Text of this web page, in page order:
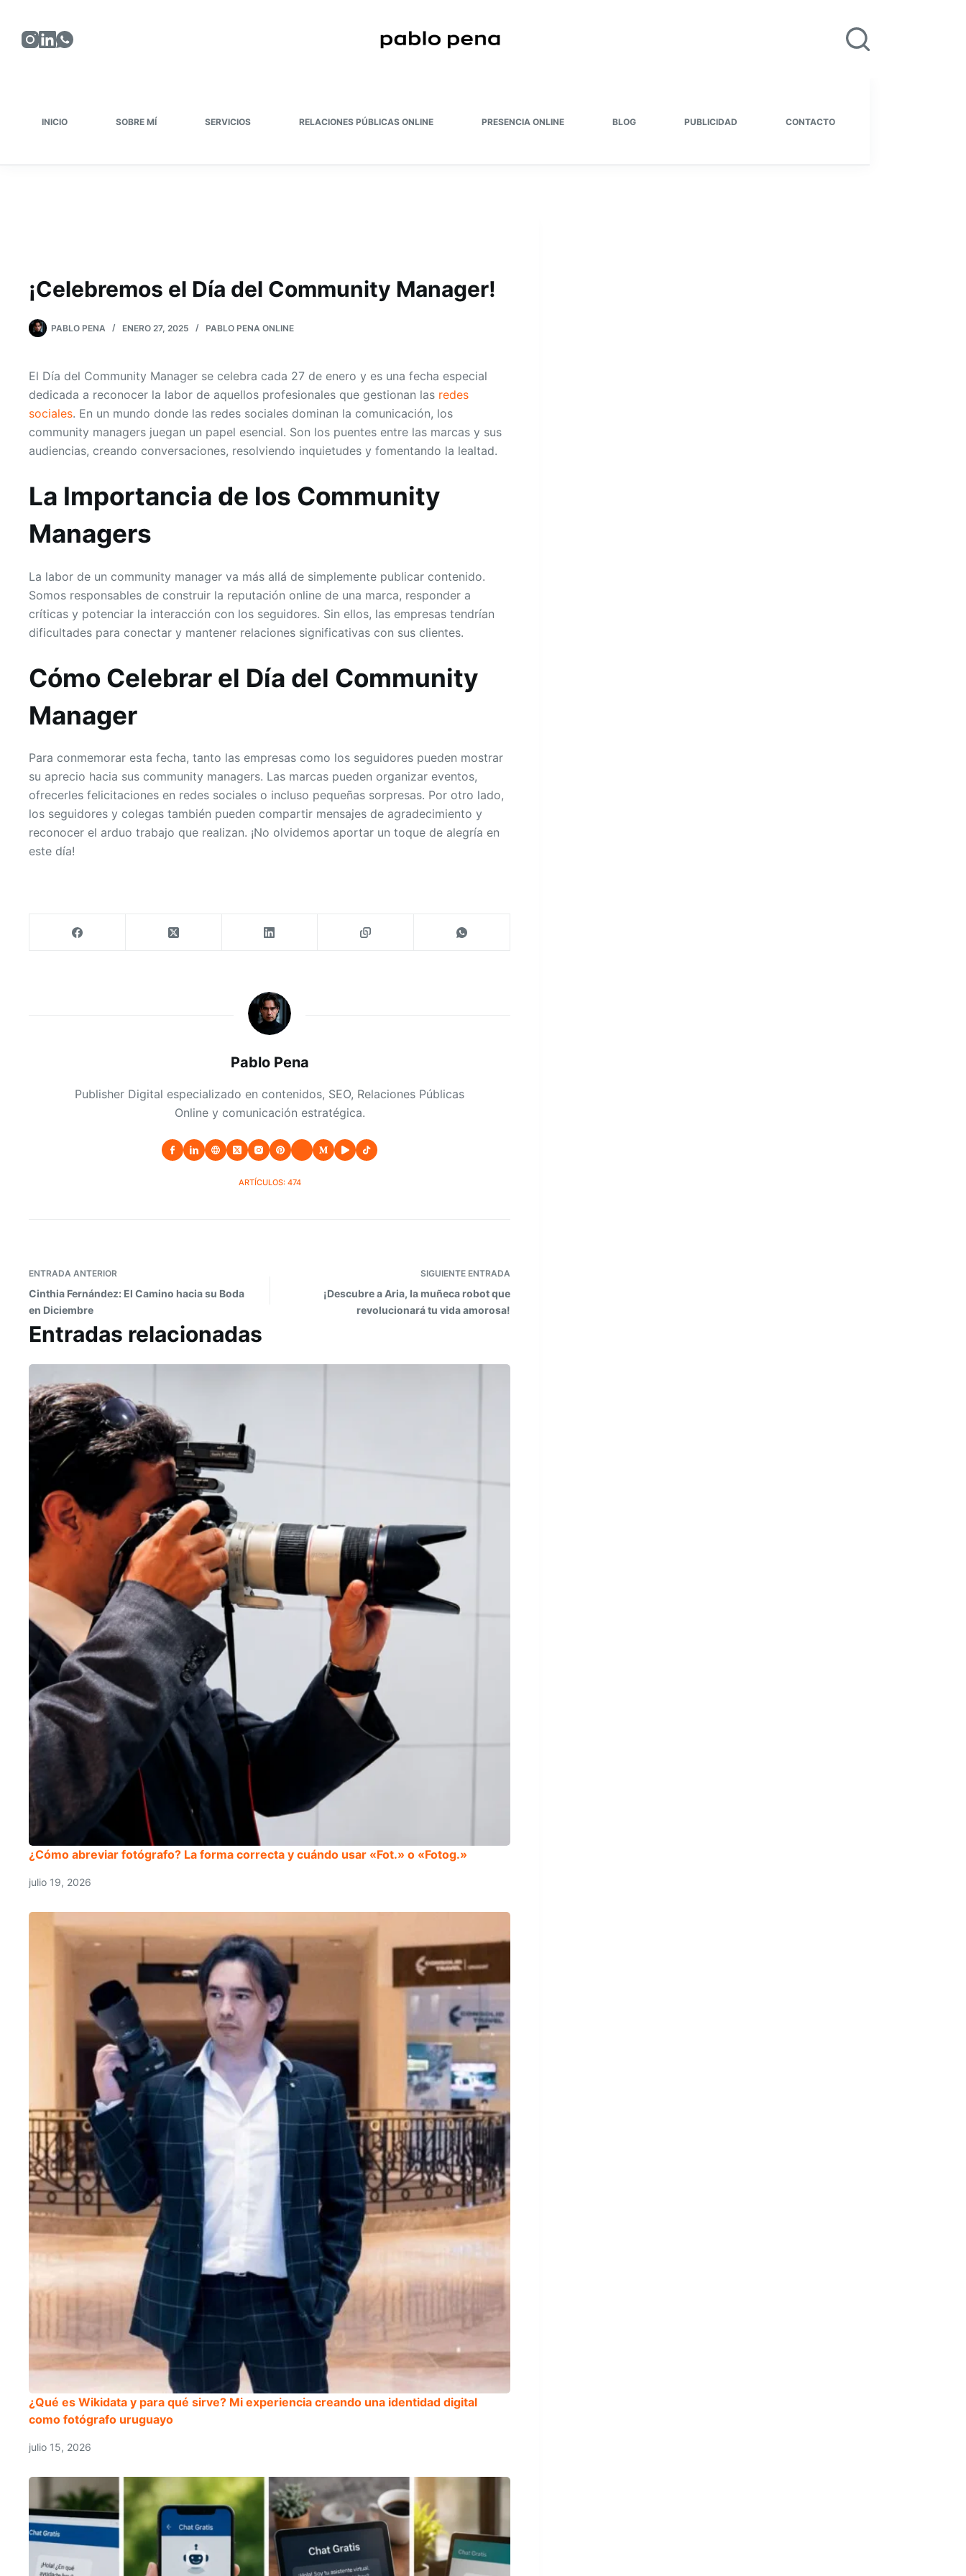
contenido
INICIO SOBRE MÍ SERVICIOS RELACIONES PÚBLICAS ONLINE PRESENCIA ONLINE BLOG PUBLICIDAD CONTACTO
¡Celebremos el Día del Community Manager!
PABLO PENA ENERO 27, 2025 PABLO PENA ONLINE
El Día del Community Manager se celebra cada 27 de enero y es una fecha especial
dedicada a reconocer la labor de aquellos profesionales que gestionan las redes
sociales. En un mundo donde las redes sociales dominan la comunicación, los
community managers juegan un papel esencial. Son los puentes entre las marcas y sus
audiencias, creando conversaciones, resolviendo inquietudes y fomentando la lealtad.
La Importancia de los Community
Managers
La labor de un community manager va más allá de simplemente publicar contenido.
Somos responsables de construir la reputación online de una marca, responder a
críticas y potenciar la interacción con los seguidores. Sin ellos, las empresas tendrían
dificultades para conectar y mantener relaciones significativas con sus clientes.
Cómo Celebrar el Día del Community
Manager
Para conmemorar esta fecha, tanto las empresas como los seguidores pueden mostrar
su aprecio hacia sus community managers. Las marcas pueden organizar eventos,
ofrecerles felicitaciones en redes sociales o incluso pequeñas sorpresas. Por otro lado,
los seguidores y colegas también pueden compartir mensajes de agradecimiento y
reconocer el arduo trabajo que realizan. ¡No olvidemos aportar un toque de alegría en
este día!
Pablo Pena
Publisher Digital especializado en contenidos, SEO, Relaciones Públicas
Online y comunicación estratégica.
ARTÍCULOS: 474
ENTRADA ANTERIOR
Cinthia Fernández: El Camino hacia su Boda
en Diciembre
SIGUIENTE ENTRADA
¡Descubre a Aria, la muñeca robot que
revolucionará tu vida amorosa!
Entradas relacionadas
¿Cómo abreviar fotógrafo? La forma correcta y cuándo usar «Fot.» o «Fotog.»
julio 19, 2026
¿Qué es Wikidata y para qué sirve? Mi experiencia creando una identidad digital
como fotógrafo uruguayo
julio 15, 2026